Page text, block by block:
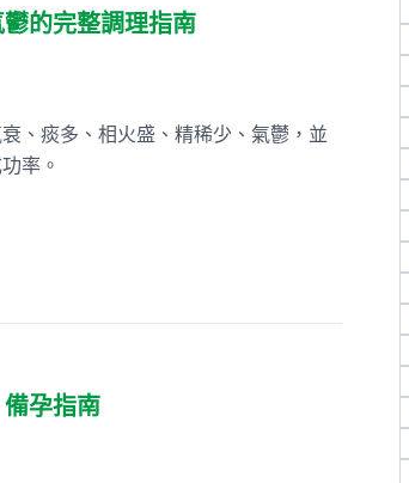
的完整調理指南
、痰多、相火盛、精稀少、氣鬱，並
率。
孕指南